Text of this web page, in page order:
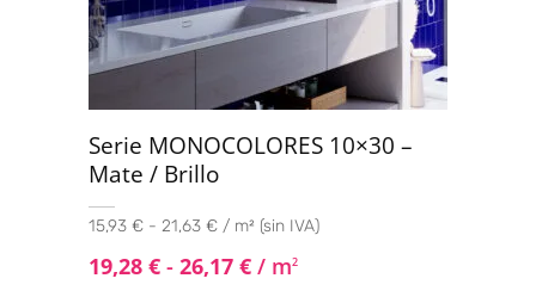
Serie MONOCOLORES 10×30 –
Mate / Brillo
15,93 € - 21,63 € / m² (sin IVA)
19,28 € - 26,17 € / m2